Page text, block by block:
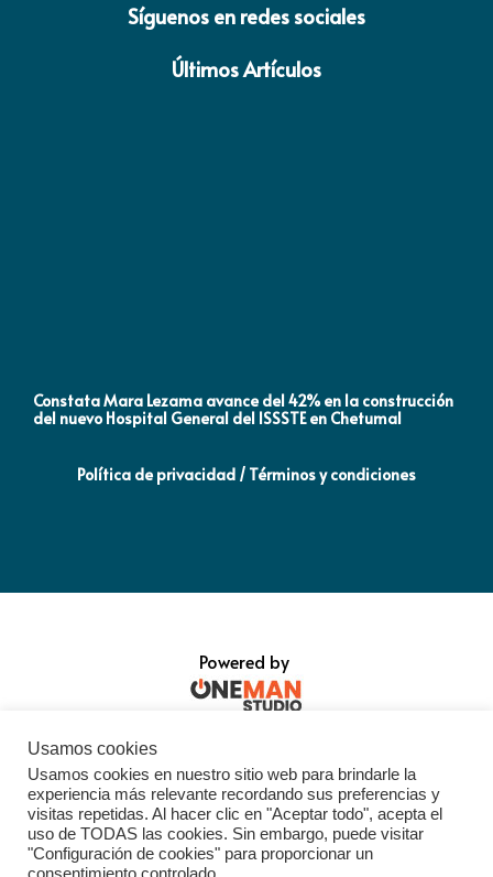
Síguenos en redes sociales
Últimos Artículos
Constata Mara Lezama avance del 42% en la construcción
del nuevo Hospital General del ISSSTE en Chetumal
Política de privacidad / Términos y condiciones
Powered by
Usamos cookies
Usamos cookies en nuestro sitio web para brindarle la
experiencia más relevante recordando sus preferencias y
visitas repetidas. Al hacer clic en "Aceptar todo", acepta el
uso de TODAS las cookies. Sin embargo, puede visitar
"Configuración de cookies" para proporcionar un